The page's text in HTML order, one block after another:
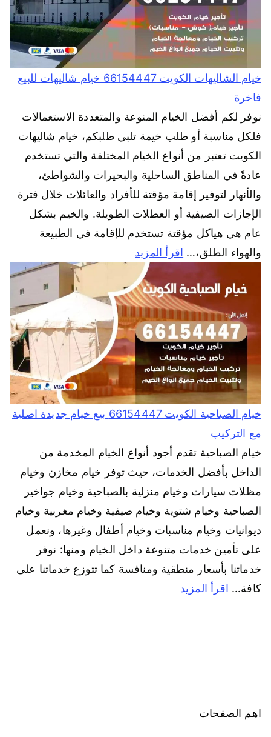
خيام الشاليهات الكويت 66154447 خيام شاليهات للبيع
فاخرة
نوفر لكم أفضل الخيام المنوعة والمتعددة الاستعمالات
فلكل مناسبة أو طلب خيمة تلبي طلبكم، خيام شاليهات
الكويت تعتبر من أنواع الخيام المختلفة والتي تستخدم
عادةً في المناطق الساحلية والبحيرات والشواطئ،
والأنهار لتوفير إقامة مؤقتة للأفراد والعائلات خلال فترة
الإجازات الصيفية أو العطلات الطويلة. والخيم بشكل
عام هي هياكل مؤقتة تستخدم للإقامة في الطبيعة
والهواء الطلق،… اقرأ المزيد
خيام الصباحية الكويت 66154447 بيع خيام جديدة اصلية
مع التركيب
خيام الصباحية تقدم أجود أنواع الخيام المخدمة من
الداخل بأفضل الخدمات، حيث توفر خيام مخازن وخيام
مظلات سيارات وخيام منزلية بالصباحية وخيام جواخير
الصباحية وخيام شتوية وخيام صيفية وخيام مغربية وخيام
ديوانيات وخيام مناسبات وخيام أطفال وغيرها، ونعمل
على تأمين خدمات متنوعة داخل الخيام ومنها: نوفر
خدماتنا بأسعار منطقية ومنافسة كما تتوزع خدماتنا على
كافة… اقرأ المزيد
اهم الصفحات